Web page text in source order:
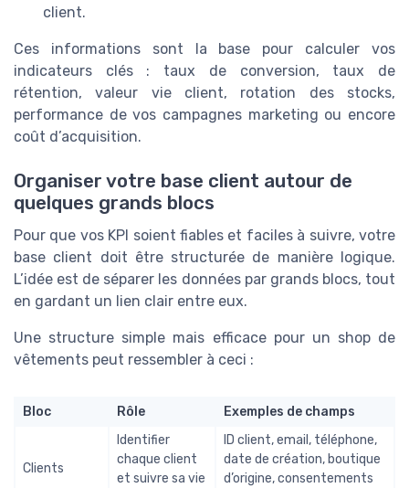
client.
Ces informations sont la base pour calculer vos
indicateurs clés : taux de conversion, taux de
rétention, valeur vie client, rotation des stocks,
performance de vos campagnes marketing ou encore
coût d’acquisition.
Organiser votre base client autour de
quelques grands blocs
Pour que vos KPI soient fiables et faciles à suivre, votre
base client doit être structurée de manière logique.
L’idée est de séparer les données par grands blocs, tout
en gardant un lien clair entre eux.
Une structure simple mais efficace pour un shop de
vêtements peut ressembler à ceci :
Bloc Rôle Exemples de champs
Clients
Identifier
chaque client
et suivre sa vie
ID client, email, téléphone,
date de création, boutique
d’origine, consentements